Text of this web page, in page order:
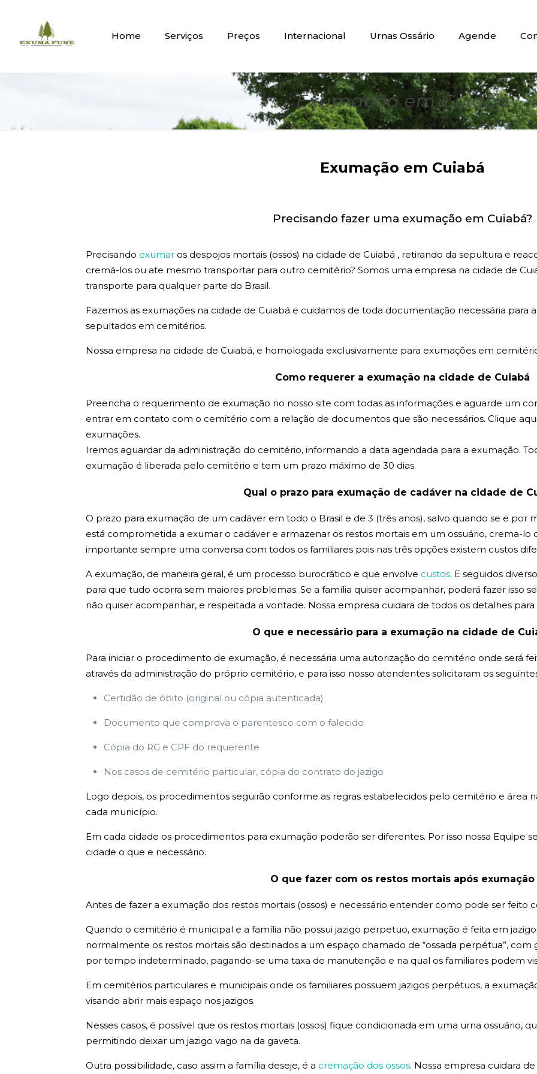
Home Serviços Preços Internacional Urnas Ossário Agende
Exumação em Cuiabá
Exumação em Cuiabá
Precisando fazer uma exumação em Cuiabá?
Precisando exumaros despojos mortais (ossos) na cidade de Cuiabá , retirando da sepultura e
cremá-los ou ate mesmo transportar para outro cemitério? Somos uma empresa na cidade de
transporte para qualquer parte do Brasil.
Fazemos as exumações na cidade de Cuiabá e cuidamos de toda documentação necessária para
sepultados em cemitérios.
Nossa empresa na cidade de Cuiabá, e homologada exclusivamente para exumações em
Como requerer a exumação na cidade de Cuiabá
Preencha o requerimento de exumação no nosso site com todas as informações e aguarde um
entrar em contato com o cemitério com a relação de documentos que são necessários. Clique
exumações.
Iremos aguardar da administração do cemitério, informando a data agendada para a exumação.
exumação é liberada pelo cemitério e tem um prazo máximo de 30 dias.
Qual o prazo para exumação de cadáver na cidade de
O prazo para exumação de um cadáver em todo o Brasil e de 3 (três anos), salvo quando se e por
está comprometida a exumar o cadáver e armazenar os restos mortais em um ossuário, crema-
importante sempre uma conversa com todos os familiares pois nas três opções existem custos
A exumação, de maneira geral, é um processo burocrático e que envolve custos. E seguidos
para que tudo ocorra sem maiores problemas. Se a família quiser acompanhar, poderá fazer isso
não quiser acompanhar, e respeitada a vontade. Nossa empresa cuidara de todos os detalhes
O que e necessáriopara a exumação na cidade de
Para iniciar o procedimento de exumação, é necessária uma autorização do cemitério onde será
através da administração do próprio cemitério, e para isso nosso atendentes solicitaram os
Certidão de óbito (original ou cópia autenticada)
Documento que comprova o parentesco com o falecido
Cópia do RG e CPF do requerente
Nos casos de cemitério particular, cópia do contrato do jazigo
Logo depois, os procedimentos seguirão conforme as regras estabelecidos pelo cemitério e área
cada município.
Em cada cidade os procedimentos para exumação poderão ser diferentes. Por isso nossa Equipe
cidade o que e necessário.
O que fazer com os restos mortais após exumação
Antes de fazer a exumação dos restos mortais (ossos) e necessário entender como pode ser feito
Quando o cemitério é municipal e a família não possui jazigo perpetuo, exumação é feita em
normalmente os restos mortais são destinados a um espaço chamado de “ossada perpétua”, com
por tempo indeterminado, pagando-se uma taxa de manutenção e na qual os familiares podem
Em cemitérios particulares e municipais onde os familiares possuem jazigos perpétuos, a
visando abrir mais espaço nos jazigos.
Nesses casos, é possível que os restos mortais (ossos) fique condicionada em uma urna ossuário,
permitindo deixar um jazigo vago na da gaveta.
Outra possibilidade, caso assim a família deseje, é a cremação dos ossos. Nossa empresa cuidara